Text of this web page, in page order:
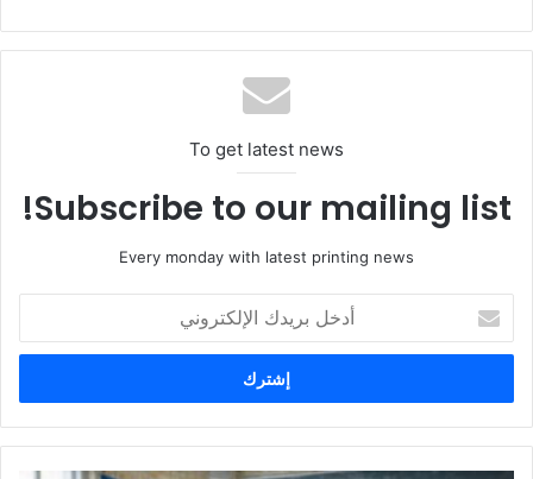
كما تناولت المناقشات حالات الاستخدام الواقعية في تطبيقات مثل
مما يوضح كيف تساعد حلول اتش بي لاتكس في تقديم جودة
بشأن كيفية دعم نظام PrintOS من اتش بي لسير العمل الإنتاجي
To get latest news
Subscribe to our mailing list!
Every monday with latest printing news
بريدك
الإلكتروني